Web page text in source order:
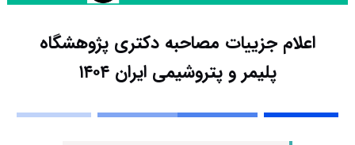
اعلام جزییات مصاحبه دکتری پژوهشگاه
پلیمر و پتروشیمی ایران ۱۴۰۴